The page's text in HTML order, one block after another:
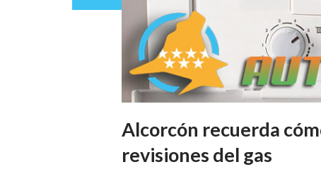
Alcorcón recuerda
revisiones del gas